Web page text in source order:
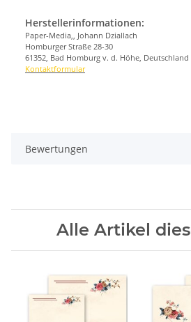
Herstellerinformationen:
Paper-Media,, Johann Dziallach
Homburger Straße 28-30
61352, Bad Homburg v. d. Höhe, Deutschland
Kontaktformular
Bewertungen
Alle Artikel